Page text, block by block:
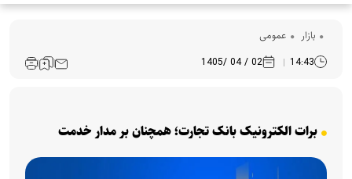
بازار عمومی
14:43
02 / 04 /1405
برات الکترونیک بانک تجارت؛ همچنان بر مدار خدمت